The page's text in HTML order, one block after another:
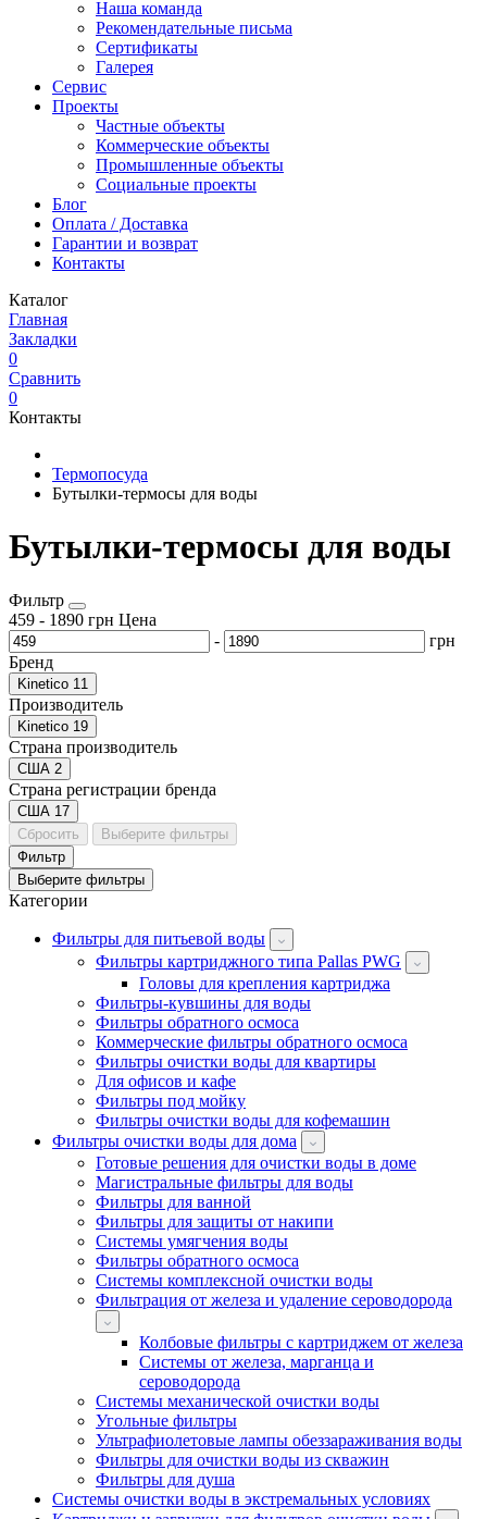
Наша команда
Рекомендательные письма
Сертификаты
Галерея
Сервис
Проекты
Частные объекты
Коммерческие объекты
Промышленные объекты
Социальные проекты
Блог
Оплата / Доставка
Гарантии и возврат
Контакты
Каталог
Главная
Закладки
0
Сравнить
0
Контакты
Термопосуда
Бутылки-термосы для воды
Бутылки-термосы для воды
Фильтр
459 - 1890 грн Цена
-
грн
Бренд
Kinetico 11
Производитель
Kinetico 19
Страна производитель
США 2
Страна регистрации бренда
США 17
Сбросить
Выберите фильтры
Фильтр
Выберите фильтры
Категории
Фильтры для питьевой воды
Фильтры картриджного типа Pallas PWG
Головы для крепления картриджа
Фильтры-кувшины для воды
Фильтры обратного осмоса
Коммерческие фильтры обратного осмоса
Фильтры очистки воды для квартиры
Для офисов и кафе
Фильтры под мойку
Фильтры очистки воды для кофемашин
Фильтры очистки воды для дома
Готовые решения для очистки воды в доме
Магистральные фильтры для воды
Фильтры для ванной
Фильтры для защиты от накипи
Системы умягчения воды
Фильтры обратного осмоса
Системы комплексной очистки воды
Фильтрация от железа и удаление сероводорода
Колбовые фильтры с картриджем от железа
Системы от железа, марганца и
сероводорода
Системы механической очистки воды
Угольные фильтры
Ультрафиолетовые лампы обеззараживания воды
Фильтры для очистки воды из скважин
Фильтры для душа
Системы очистки воды в экстремальных условиях